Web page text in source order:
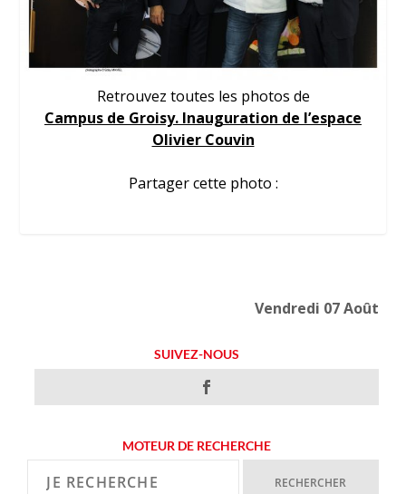
Retrouvez toutes les photos de
Campus de Groisy. Inauguration de l’espace
Olivier Couvin
Partager cette photo :
Vendredi 07 Août
SUIVEZ-NOUS
MOTEUR DE RECHERCHE